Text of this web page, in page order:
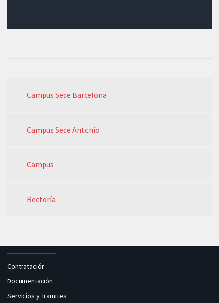
Campus Sede Barcelona
Campus Sede Antonio
Campus
Rectoría
Contratación
Documentación
Servicios y Tramites